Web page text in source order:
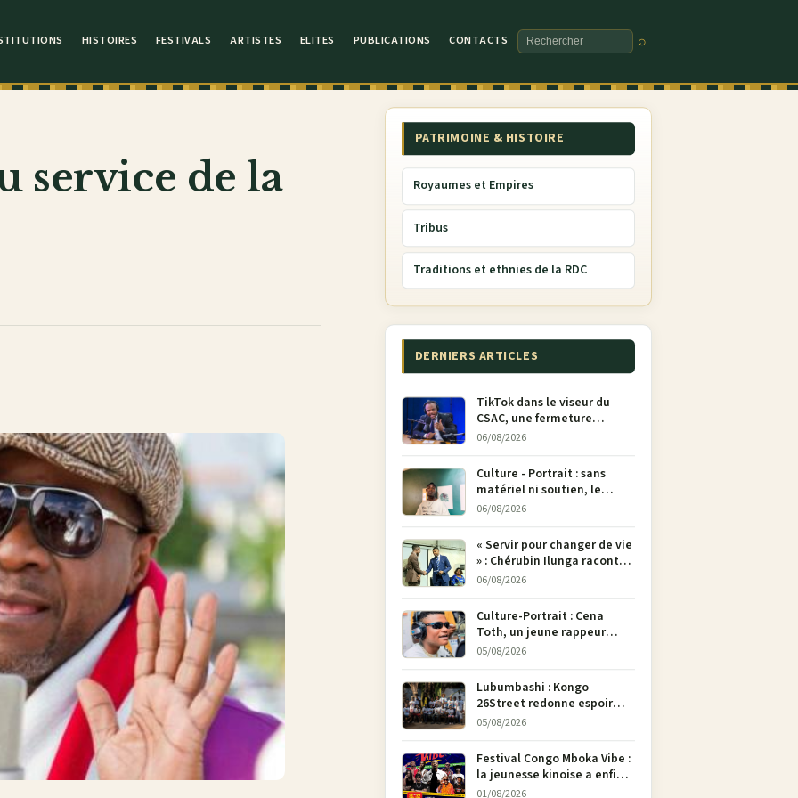
HISTOIRES FESTIVALS ARTISTES ELITES PUBLICATIONS CONTACTS
Rechercher
⌕
service de la
PATRIMOINE & HISTOIRE
Royaumes et Empires
Tribus
Traditions et ethnies de la RDC
DERNIERS ARTICLES
TikTok dans le viseur du
CSAC, une fermeture
envisagée pour contrer la
06/08/2026
Culture - Portrait : sans
matériel ni soutien, le
dessinateur Justin
son crayon
06/08/2026
« Servir pour changer de vie
» : Chérubin Ilunga raconte
le parcours du député
Tshimbu en 137 pages
06/08/2026
Culture-Portrait : Cena
Toth, un jeune rappeur
déterminé à faire entendre
05/08/2026
Lubumbashi : Kongo
26Street redonne espoir
aux enfants de la rue par
05/08/2026
Festival Congo Mboka Vibe :
la jeunesse kinoise a enfin
sa plateforme de culture
01/08/2026